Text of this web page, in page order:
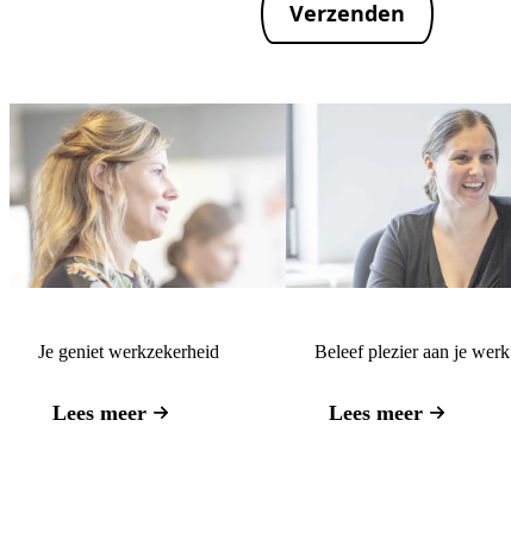
Verzenden
Je geniet werkzekerheid
Lees meer
Beleef plezier aan je werk
Lees meer